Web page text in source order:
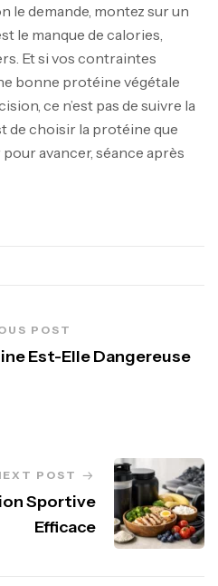
le demande, montez sur un
le manque de calories,
Et si vos contraintes
bonne protéine végétale
ce n’est pas de suivre la
de choisir la protéine que
avancer, séance après
POST
Est-Elle Dangereuse
POST
Sportive
Efficace